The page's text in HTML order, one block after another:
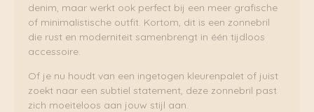
denim, maar werkt ook perfect bij een meer grafische
of minimalistische outfit. Kortom, dit is een zonnebril
die rust en moderniteit samenbrengt in één tijdloos
accessoire.
Of je nu houdt van een ingetogen kleurenpalet of juist
zoekt naar een subtiel statement, deze zonnebril past
zich moeiteloos aan jouw stijl aan.